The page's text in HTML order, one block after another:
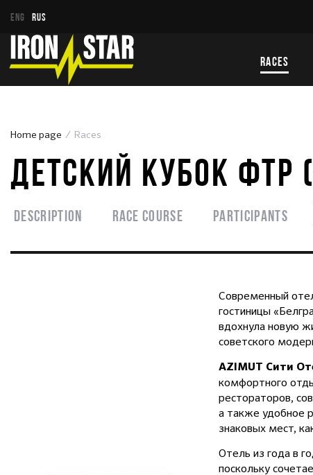
ENG RUS
RACES
Home page Races
ДЕТСКИЙ КУБОК ФТР
Description Race course Participants
Современный
гостиницы
вдохнула новую
советского
AZIMUT Сити
комфортного
рестораторов,
а также удобное
знаковых мест,
Отель из года в
поскольку